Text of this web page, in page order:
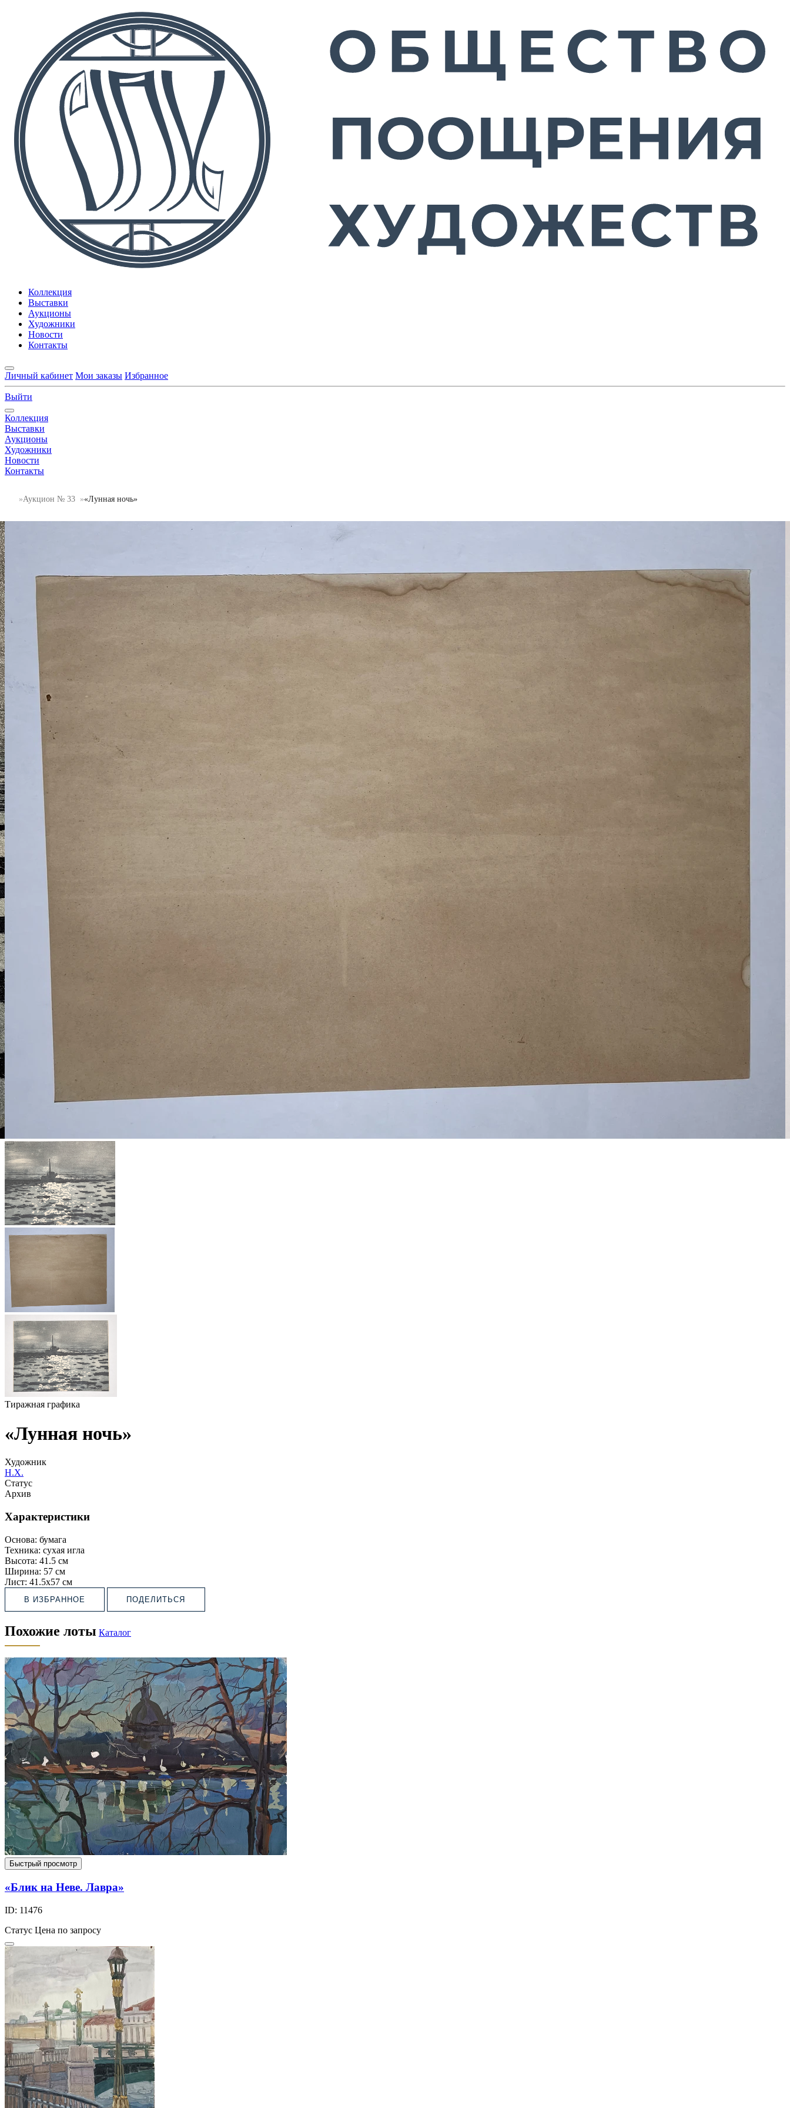
Коллекция
Выставки
Аукционы
Художники
Новости
Контакты
Личный кабинет Мои заказы Избранное
Выйти
Коллекция
Выставки
Аукционы
Художники
Новости
Контакты
Аукцион № 33 «Лунная ночь»
Тиражная графика
«Лунная ночь»
Художник
Н.Х.
Статус
Архив
Характеристики
Основа: бумага
Техника: сухая игла
Высота: 41.5 см
Ширина: 57 см
Лист: 41.5х57 см
В ИЗБРАННОЕ ПОДЕЛИТЬСЯ
Похожие лоты Каталог
Быстрый просмотр
«Блик на Неве. Лавра»
ID: 11476
Статус Цена по запросу